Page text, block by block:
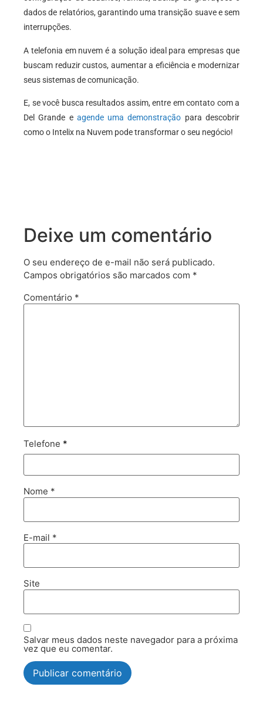
dados de relatórios, garantindo uma transição suave e sem
interrupções.
A telefonia em nuvem é a solução ideal para empresas que
buscam reduzir custos, aumentar a eficiência e modernizar
seus sistemas de comunicação.
E, se você busca resultados assim, entre em contato com a
Del Grande e agende uma demonstração para descobrir
como o Intelix na Nuvem pode transformar o seu negócio!
Deixe um comentário
O seu endereço de e-mail não será publicado.
Campos obrigatórios são marcados com *
Comentário *
Telefone *
Nome *
E-mail *
Site
Salvar meus dados neste navegador para a próxima
vez que eu comentar.